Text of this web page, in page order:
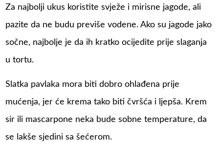
Za najbolji ukus koristite svježe i mirisne jagode, ali
pazite da ne budu previše vodene. Ako su jagode jako
sočne, najbolje je da ih kratko ocijedite prije slaganja
u tortu.
Slatka pavlaka mora biti dobro ohlađena prije
mućenja, jer će krema tako biti čvršća i ljepša. Krem
sir ili mascarpone neka bude sobne temperature, da
se lakše sjedini sa šećerom.